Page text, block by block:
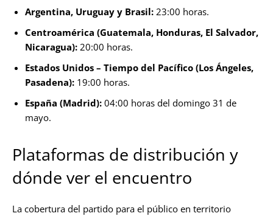
Argentina, Uruguay y Brasil: 23:00 horas.
Centroamérica (Guatemala, Honduras, El Salvador,
Nicaragua): 20:00 horas.
Estados Unidos – Tiempo del Pacífico (Los Ángeles,
Pasadena): 19:00 horas.
España (Madrid): 04:00 horas del domingo 31 de
mayo.
Plataformas de distribución y
dónde ver el encuentro
La cobertura del partido para el público en territorio